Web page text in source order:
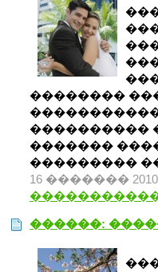
��������
�����������
����������
�������
���������
16 ������� 2010
������: